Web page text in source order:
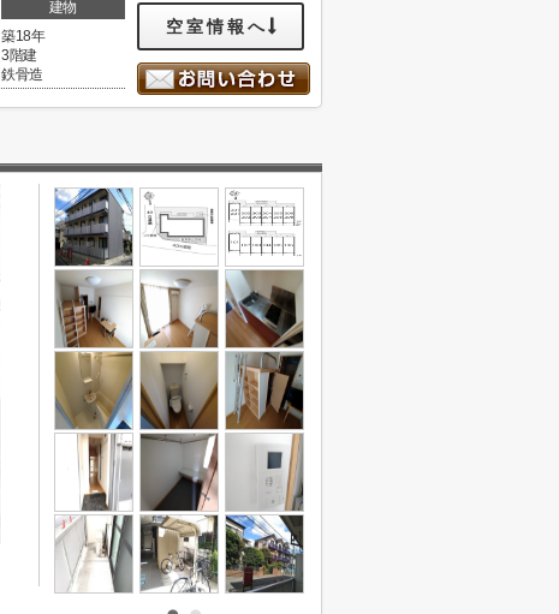
建物
築18年
3階建
鉄骨造
空室情報へ